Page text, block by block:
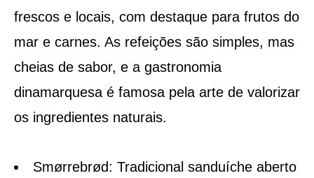
frescos e locais, com destaque para frutos do
mar e carnes. As refeições são simples, mas
cheias de sabor, e a gastronomia
dinamarquesa é famosa pela arte de valorizar
os ingredientes naturais.
Smørrebrød: Tradicional sanduíche aberto